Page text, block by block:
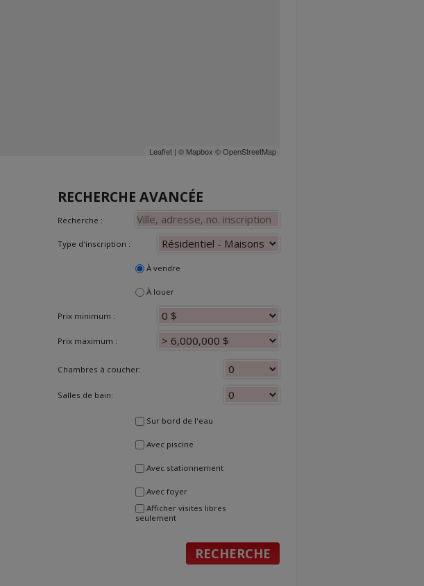
Leaflet | © Mapbox ©OpenStreetMap
RECHERCHE AVANCÉE
Recherche :
Type d'inscription :
À vendre
À louer
Prix minimum :
Prix maximum :
Chambres à coucher:
Salles de bain:
Sur bord de l'eau
Avec piscine
Avec stationnement
Avec foyer
Afficher visites libres
seulement